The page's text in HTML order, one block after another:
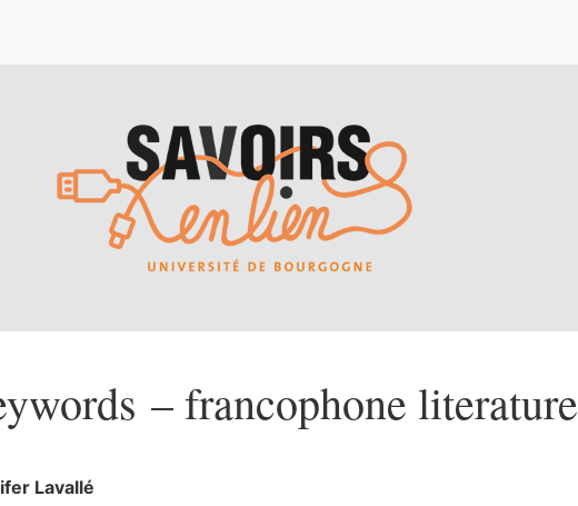
– francophone literature
Lavallé